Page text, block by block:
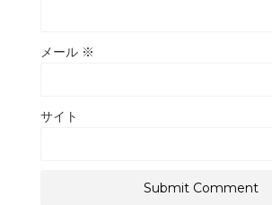
メール ※
サイト